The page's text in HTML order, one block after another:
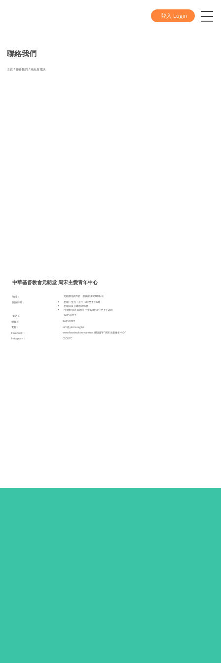
登入 Login
中華基督教會元朗堂 周宋主愛青年中心
地址：
元朗屏信街5號 （西鐵朗屏站B1出口）
開放時間：
星期一至六：上午10時至下午6時
星期日及公眾假期休息
(午膳時間(不開放)：中午12時45分至下午2時)
電話：
2473 6717
傳真：
2473 0787
電郵：
info@ylcccss.org.hk
Facebook：
www.facebook.com/ylcccss或關鍵字 "周宋主愛青年中心"
Instagram：
CSCOYC
聯絡我們
主頁 / 聯絡我們 / 地址及電話